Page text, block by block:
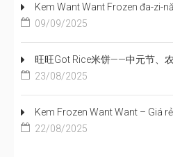
Kem Want Want Frozen đa-zi-năng:
09/09/2025
旺旺Got Rice米饼——中元节、
23/08/2025
Kem Frozen Want Want – Giá rẻ, ngon mát,
22/08/2025